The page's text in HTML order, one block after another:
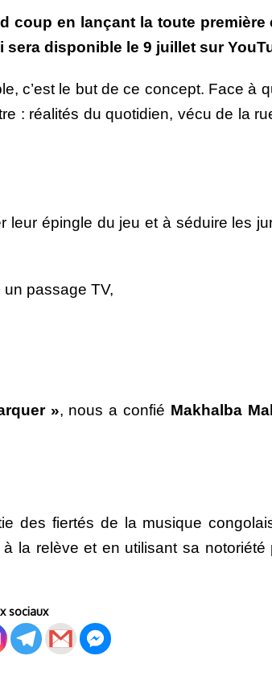
coup en lançant la toute
disponible le 9 juillet sur
c’est le but de ce concept. Face à
: réalités du quotidien, vécu de la
épingle du jeu et à séduire les
un passage TV,
», nous a confié Makhalba
des fiertés de la musique
la relève et en utilisant sa
sociaux